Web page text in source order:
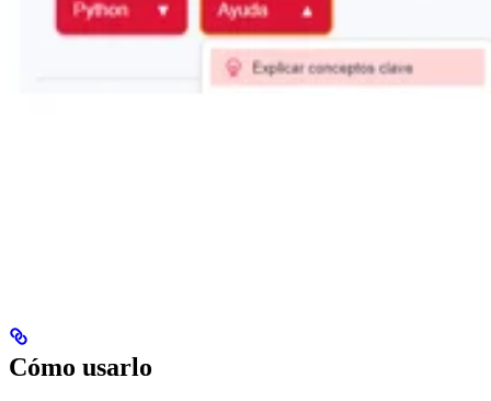
Cómo usarlo